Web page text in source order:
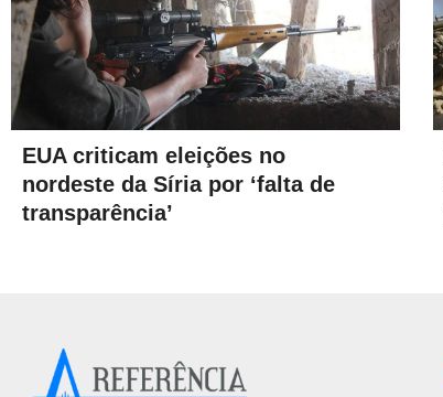
EUA criticam eleições no
nordeste da Síria por ‘falta de
transparência’